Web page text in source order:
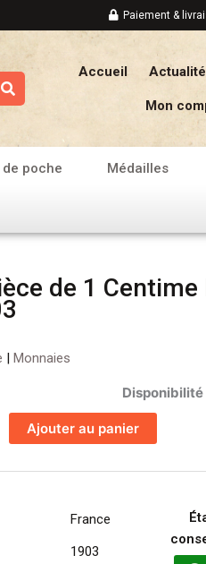
Paiement &
Accueil
Mon
poche Médailles
de 1 Centime
| Monnaies
Disponibilité
de
FRANCE,Ajouter au panier
France
1903